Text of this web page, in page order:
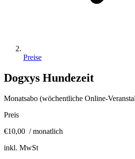
Preise
Dogxys Hundezeit
Monatsabo (wöchentliche Online-
Preis
€10,00 / monatlich
inkl. MwSt